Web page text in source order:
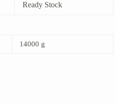
Ready Stock
14000 g